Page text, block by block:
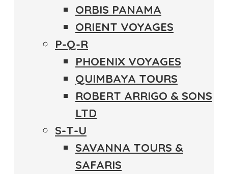
ORBIS PANAMA
ORIENT VOYAGES
P-Q-R
PHOENIX VOYAGES
QUIMBAYA TOURS
ROBERT ARRIGO & SONS
LTD
S-T-U
SAVANNA TOURS &
SAFARIS